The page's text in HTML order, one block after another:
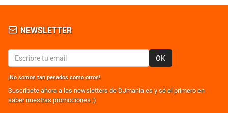
NEWSLETTER
OK
¡No somos tan pesados como otros!
Suscribete ahora a las newsletters de DJmania.es y sé el primero en
saber nuestras promociones ;)